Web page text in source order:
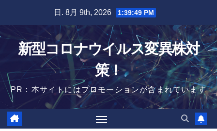
content
日. 8月 9th, 2026 1:39:49 PM
新型コロナウイルス変異株対
策！
PR：本サイトにはプロモーションが含まれています